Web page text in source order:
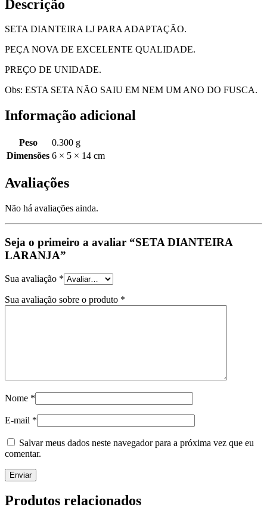
Descrição
SETA DIANTEIRA LJ PARA ADAPTAÇÃO.
PEÇA NOVA DE EXCELENTE QUALIDADE.
PREÇO DE UNIDADE.
Obs: ESTA SETA NÃO SAIU EM NEM UM ANO DO FUSCA.
Informação adicional
Peso
0.300 g
Dimensões 6 × 5 × 14 cm
Avaliações
Não há avaliações ainda.
Seja o primeiro a avaliar “SETA DIANTEIRA
LARANJA”
Sua avaliação *
Sua avaliação sobre o produto *
Nome *
E-mail *
Salvar meus dados neste navegador para a próxima vez que eu
comentar.
Produtos relacionados